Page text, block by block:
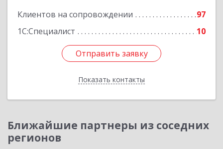
Клиентов на сопровождении
97
1С:Специалист
10
Отправить заявку
Показать контакты
Отправить заявку
Назад
Ближайшие партнеры из соседних
регионов